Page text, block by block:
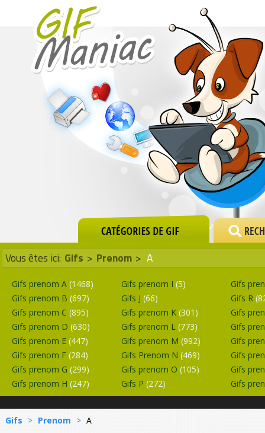
Vous êtes ici: Gifs > Prenom > A
Gifs prenom A (1468)
Gifs prenom B (697)
Gifs prenom C (895)
Gifs prenom D (630)
Gifs prenom E (447)
Gifs prenom F (284)
Gifs prenom G (299)
Gifs prenom H (247)
Gifs prenom I (5)
Gifs J (66)
Gifs prenom K (301)
Gifs prenom L (773)
Gifs prenom M (992)
Gifs Prenom N (469)
Gifs prenom O (105)
Gifs P (272)
Gifs
Gifs R
Gifs
Gifs
Gifs
Gifs
Gifs
Gifs
Gifs > Prenom > A